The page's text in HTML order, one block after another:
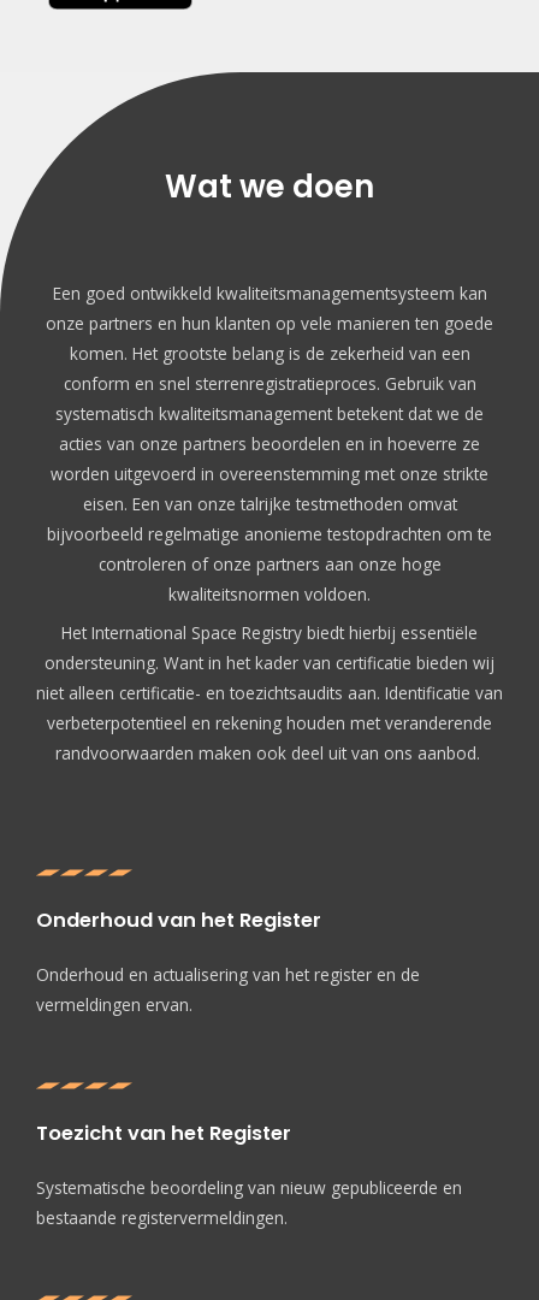
Wat we doen
Een goed ontwikkeld kwaliteitsmanagementsysteem kan
onze partners en hun klanten op vele manieren ten goede
komen. Het grootste belang is de zekerheid van een
conform en snel sterrenregistratieproces. Gebruik van
systematisch kwaliteitsmanagement betekent dat we de
acties van onze partners beoordelen en in hoeverre ze
worden uitgevoerd in overeenstemming met onze strikte
eisen. Een van onze talrijke testmethoden omvat
bijvoorbeeld regelmatige anonieme testopdrachten om te
controleren of onze partners aan onze hoge
kwaliteitsnormen voldoen.
Het International Space Registry biedt hierbij essentiële
ondersteuning. Want in het kader van certificatie bieden wij
niet alleen certificatie- en toezichtsaudits aan. Identificatie van
verbeterpotentieel en rekening houden met veranderende
randvoorwaarden maken ook deel uit van ons aanbod.
Onderhoud van het Register
Onderhoud en actualisering van het register en de
vermeldingen ervan.
Toezicht van het Register
Systematische beoordeling van nieuw gepubliceerde en
bestaande registervermeldingen.